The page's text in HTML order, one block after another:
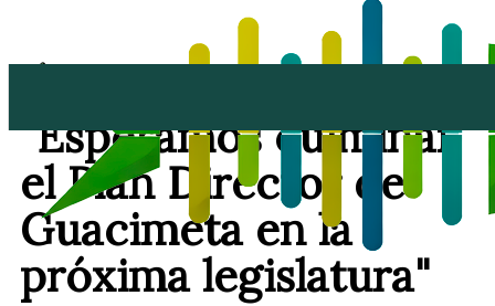
"Esperamos culminar
el Plan Director de
Guacimeta en la
próxima legislatura"